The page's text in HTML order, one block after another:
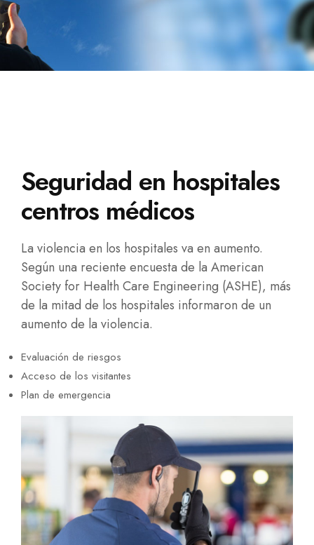
TRABAJOS
BLOG
Seguridad en hospitales
centros médicos
La violencia en los hospitales va en aumento.
Según una reciente encuesta de la American
Society for Health Care Engineering (ASHE), más
de la mitad de los hospitales informaron de un
aumento de la violencia.
Evaluación de riesgos
Acceso de los visitantes
Plan de emergencia